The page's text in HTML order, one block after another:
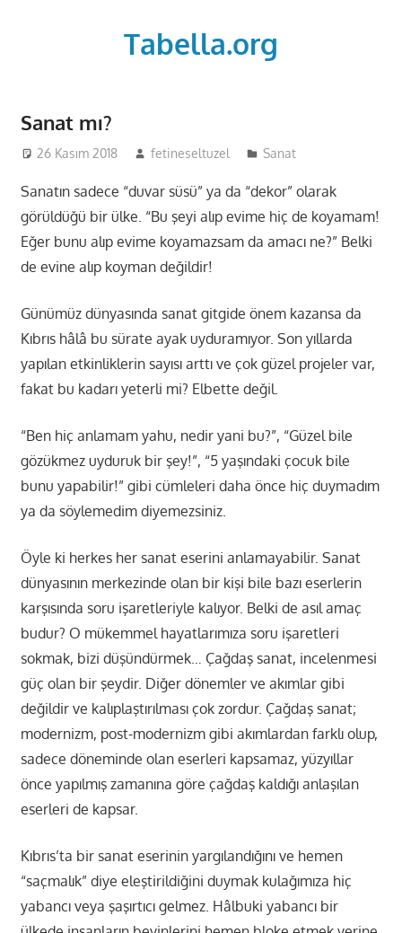
Tabella.org
Sanat mı?
26 Kasım 2018 fetineseltuzel Sanat
Sanatın sadece “duvar süsü” ya da “dekor” olarak
görüldüğü bir ülke. “Bu şeyi alıp evime hiç de koyamam!
Eğer bunu alıp evime koyamazsam da amacı ne?” Belki
de evine alıp koyman değildir!
Günümüz dünyasında sanat gitgide önem kazansa da
Kıbrıs hâlâ bu sürate ayak uyduramıyor. Son yıllarda
yapılan etkinliklerin sayısı arttı ve çok güzel projeler var,
fakat bu kadarı yeterli mi? Elbette değil.
“Ben hiç anlamam yahu, nedir yani bu?”, “Güzel bile
gözükmez uyduruk bir şey!”, “5 yaşındaki çocuk bile
bunu yapabilir!” gibi cümleleri daha önce hiç duymadım
ya da söylemedim diyemezsiniz.
Öyle ki herkes her sanat eserini anlamayabilir. Sanat
dünyasının merkezinde olan bir kişi bile bazı eserlerin
karşısında soru işaretleriyle kalıyor. Belki de asıl amaç
budur? O mükemmel hayatlarımıza soru işaretleri
sokmak, bizi düşündürmek… Çağdaş sanat, incelenmesi
güç olan bir şeydir. Diğer dönemler ve akımlar gibi
değildir ve kalıplaştırılması çok zordur. Çağdaş sanat;
modernizm, post-modernizm gibi akımlardan farklı olup,
sadece döneminde olan eserleri kapsamaz, yüzyıllar
önce yapılmış zamanına göre çağdaş kaldığı anlaşılan
eserleri de kapsar.
Kıbrıs’ta bir sanat eserinin yargılandığını ve hemen
“saçmalık” diye eleştirildiğini duymak kulağımıza hiç
yabancı veya şaşırtıcı gelmez. Hâlbuki yabancı bir